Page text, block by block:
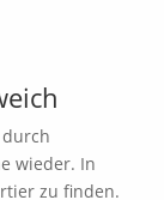
durch
wieder. In
zu finden.